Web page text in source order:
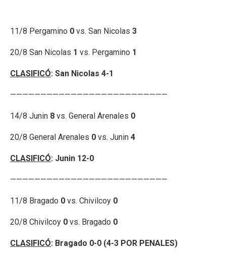
11/8 Pergamino 0 vs. San Nicolas 3
20/8 San Nicolas 1 vs. Pergamino 1
CLASIFICÓ: San Nicolas 4-1
——————————————————————————
14/8 Junin 8 vs. General Arenales 0
20/8 General Arenales 0 vs. Junin 4
CLASIFICÓ: Junin 12-0
——————————————————————————
11/8 Bragado 0 vs. Chivilcoy 0
20/8 Chivilcoy 0 vs. Bragado 0
CLASIFICÓ: Bragado 0-0 (4-3 POR PENALES)